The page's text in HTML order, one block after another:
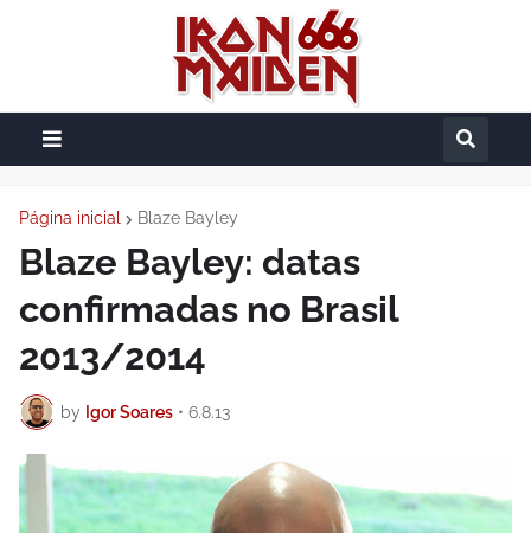
Página inicial Blaze Bayley
Blaze Bayley: datas
confirmadas no Brasil
2013/2014
by Igor Soares • 6.8.13